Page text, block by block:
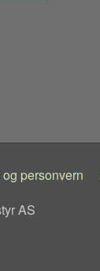
personvern
AS